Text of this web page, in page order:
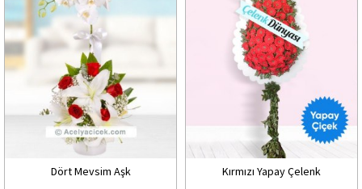
Dört Mevsim Aşk Kırmızı Yapay Çelenk